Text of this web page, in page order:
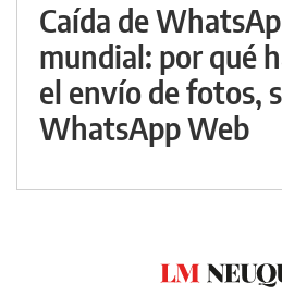
Caída de
mundial: por qué
el envío de fotos,
WhatsApp Web